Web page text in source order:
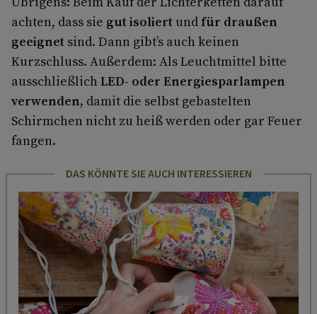
achten, dass sie gut isoliert undfür draußen
geeignet sind. Dann gibt’s auch keinen
Kurzschluss. Außerdem: Als Leuchtmittel bitte
ausschließlich LED- oder Energiesparlampen
verwenden, damit die selbst gebastelten
Schirmchen nicht zu heiß werden oder gar Feuer
fangen.
DAS KÖNNTE SIE AUCH INTERESSIEREN